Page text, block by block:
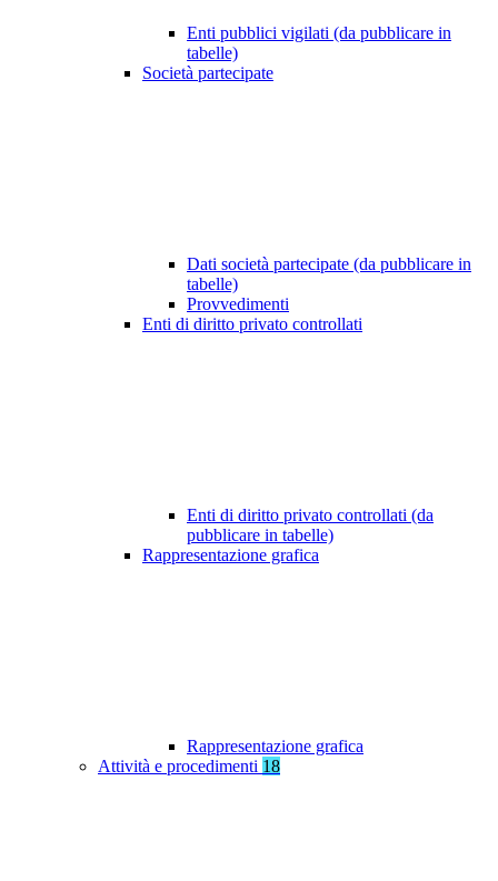
Enti pubblici vigilati (da pubblicare in
tabelle)
Società partecipate
Dati società partecipate (da pubblicare in
tabelle)
Provvedimenti
Enti di diritto privato controllati
Enti di diritto privato controllati (da
pubblicare in tabelle)
Rappresentazione grafica
Rappresentazione grafica
Attività e procedimenti 18